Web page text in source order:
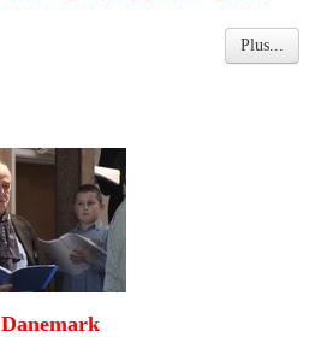
Plus...
Danemark